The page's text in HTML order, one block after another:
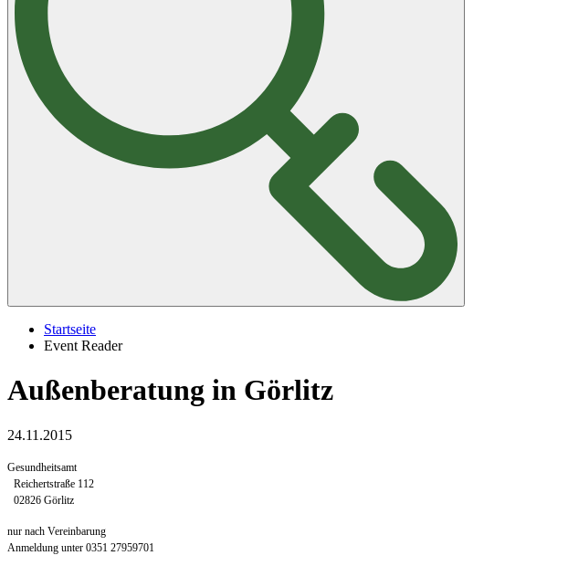
Startseite
Event Reader
Außenberatung in Görlitz
24.11.2015
Gesundheitsamt
Reichertstraße 112
02826 Görlitz
nur nach Vereinbarung
Anmeldung unter 0351 27959701